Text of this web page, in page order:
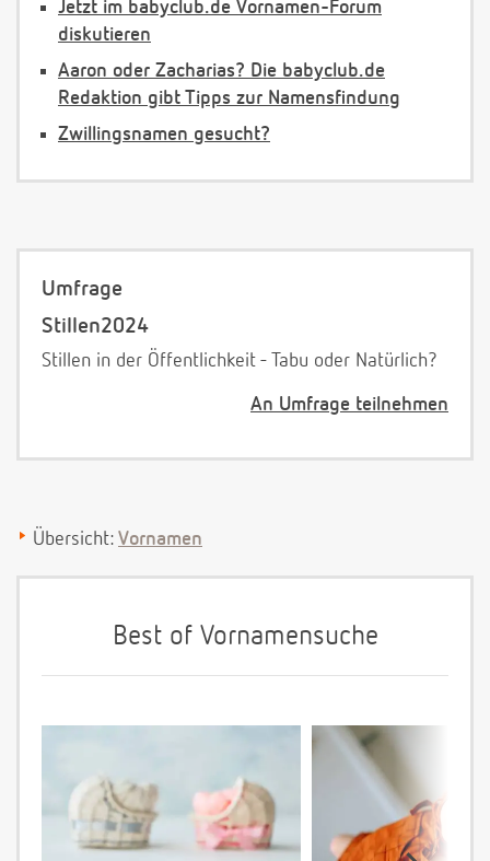
Jetzt im babyclub.de Vornamen-Forum
diskutieren
Aaron oder Zacharias? Die babyclub.de
Redaktion gibt Tipps zur Namensfindung
Zwillingsnamen gesucht?
Umfrage
Stillen2024
Stillen in der Öffentlichkeit - Tabu oder Natürlich?
An Umfrage teilnehmen
Übersicht: Vornamen
Best of Vornamensuche